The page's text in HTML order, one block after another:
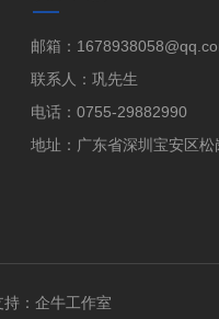
邮箱：
联系人：巩先生
电话：0755-29882990
地址：广东省深圳宝安区
： 企牛工作室